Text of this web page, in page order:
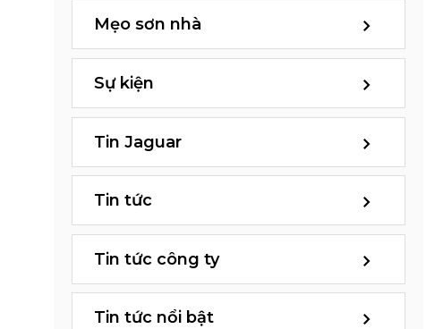
Mẹo sơn nhà
Sự kiện
Tin Jaguar
Tin tức
Tin tức công ty
Tin tức nổi bật